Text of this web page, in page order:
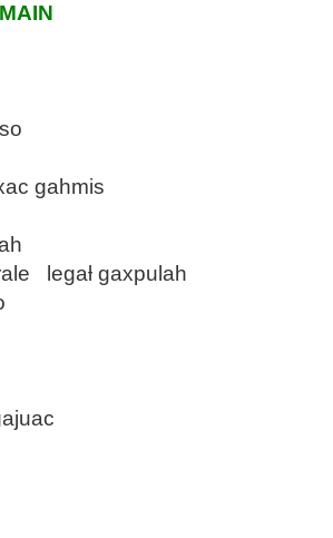
gahmis
legaƚ gaxpulah